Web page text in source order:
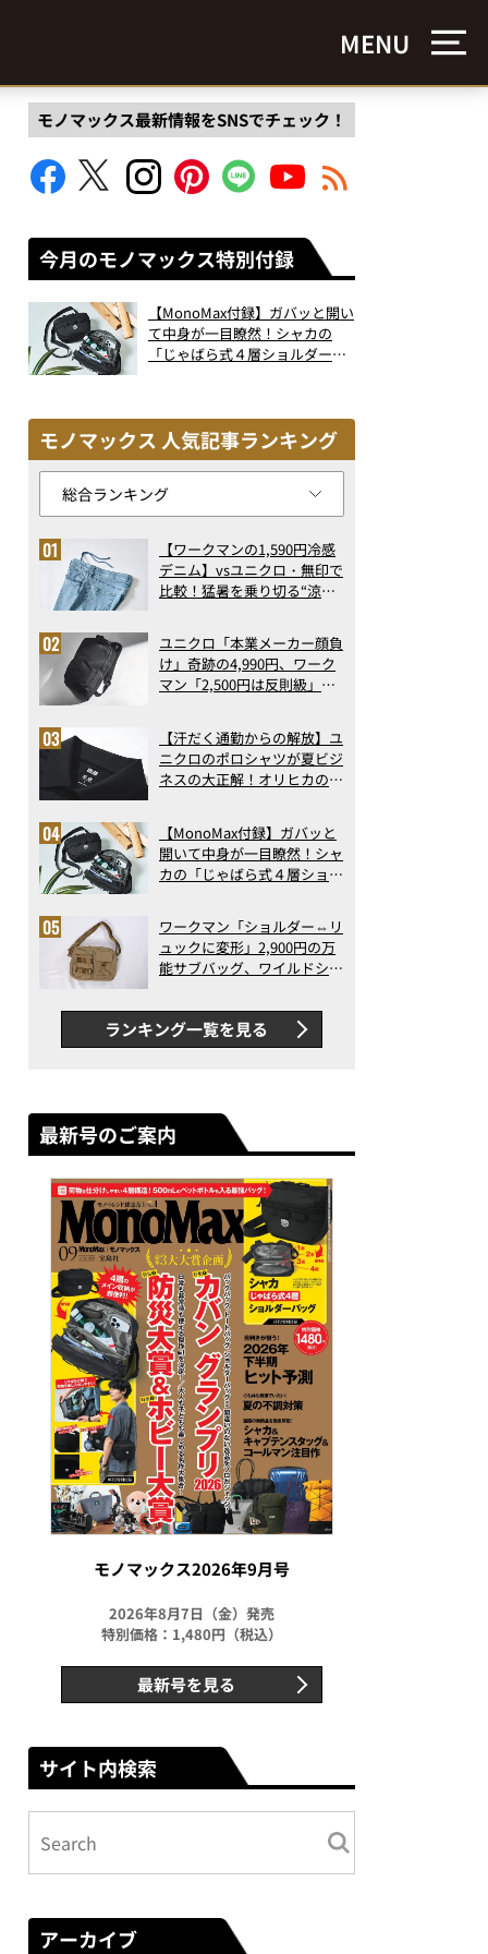
MENU
モノマックス最新情報をSNSでチェック！
今月のモノマックス特別付録
【MonoMax付録】ガバッと開い
て中身が一目瞭然！シャカの
「じゃばら式４層ショルダーバ
モノマックス 人気記事ランキング
【ワークマンの1,590円冷感
デニム】vsユニクロ・無印で
比較！猛暑を乗り切る“涼感
で決定版
ユニクロ「本業メーカー顔負
け」奇跡の4,990円、ワーク
マン「2,500円は反則級」凄
ト3】（2026年6月版）
【汗だく通勤からの解放】ユ
ニクロのポロシャツが夏ビジ
ネスの大正解！オリヒカの透
アの実力
【MonoMax付録】ガバッと
開いて中身が一目瞭然！シャ
カの「じゃばら式４層ショル
った！
ワークマン「ショルダー⇔リ
ュックに変形」2,900円の万
能サブバッグ、ワイルドシン
録…ほか【休日バッグの人気
記事ランキングベスト3】
（2026年6月版）
ランキング一覧を見る
最新号のご案内
モノマックス2026年9月号
2026年8月7日（金）発売
特別価格：1,480円（税込）
最新号を見る
サイト内検索
アーカイブ